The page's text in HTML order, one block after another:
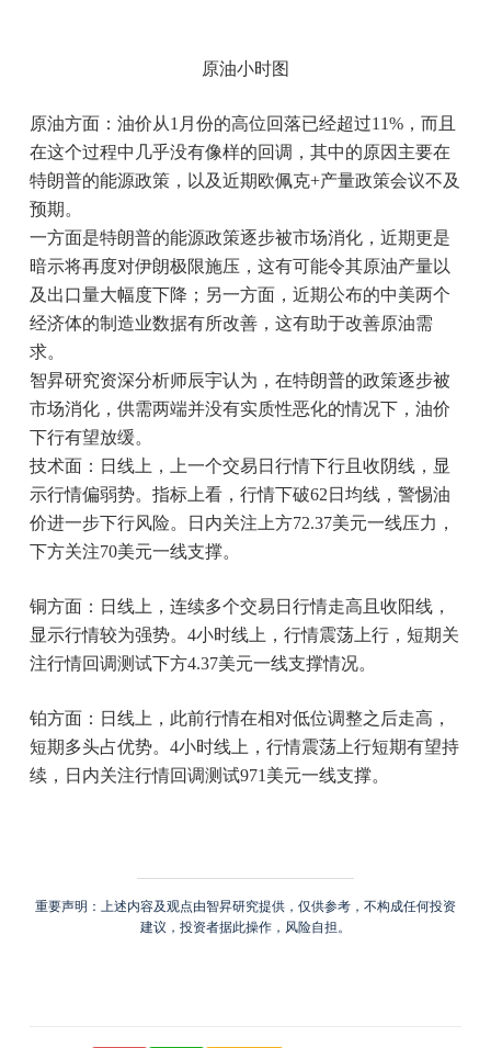
原油小时图
原油方面：油价从1月份的高位回落已经超过11%，而且
在这个过程中几乎没有像样的回调，其中的原因主要在
特朗普的能源政策，以及近期欧佩克+产量政策会议不及
预期。
一方面是特朗普的能源政策逐步被市场消化，近期更是
暗示将再度对伊朗极限施压，这有可能令其原油产量以
及出口量大幅度下降；另一方面，近期公布的中美两个
经济体的制造业数据有所改善，这有助于改善原油需
求。
智昇研究资深分析师辰宇认为，在特朗普的政策逐步被
市场消化，供需两端并没有实质性恶化的情况下，油价
下行有望放缓。
技术面：日线上，上一个交易日行情下行且收阴线，显
示行情偏弱势。指标上看，行情下破62日均线，警惕油
价进一步下行风险。日内关注上方72.37美元一线压力，
下方关注70美元一线支撑。
铜方面：日线上，连续多个交易日行情走高且收阳线，
显示行情较为强势。4小时线上，行情震荡上行，短期关
注行情回调测试下方4.37美元一线支撑情况。
铂方面：日线上，此前行情在相对低位调整之后走高，
短期多头占优势。4小时线上，行情震荡上行短期有望持
续，日内关注行情回调测试971美元一线支撑。
重要声明：上述内容及观点由智昇研究提供，仅供参考，不构成任何投资
建议，投资者据此操作，风险自担。